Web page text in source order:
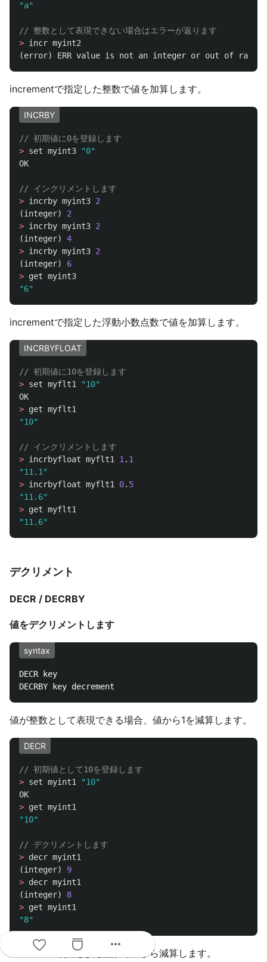
"a"
// 整数として表現できない場合はエラーが返ります
> incr myint2
(error) ERR value is not an integer or out of range
incrementで指定した整数で値を加算します。
INCRBY
// 初期値に0を登録します
> set myint3
"0"
OK
// インクリメントします
> incrby myint3 2
(integer)
2
> incrby myint3 2
(integer)
4
> incrby myint3 2
(integer)
6
> get myint3
"6"
incrementで指定した浮動小数点数で値を加算します。
INCRBYFLOAT
// 初期値に10を登録します
> set myflt1
"10"
OK
> get myflt1
"10"
// インクリメントします
> incrbyfloat myflt1 1 . 1
"11.1"
> incrbyfloat myflt1 0. 5
"11.6"
> get myflt1
"11.6"
デクリメント
DECR / DECRBY
値をデクリメントします
syntax
DECR key
値が整数として表現できる場合、値から1を減算します。
DECR
// 初期値として10を登録します
> set myint1
"10"
OK
> get myint1
"10"
// デクリメントします
> decr myint1
(integer)
9
> decr myint1
(integer)
8
> get myint1
"8"
incrementで指定した整数で値から減算します。
more_horiz